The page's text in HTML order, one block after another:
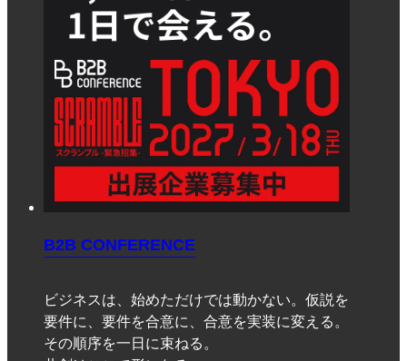
B2B CONFERENCE
ビジネスは、始めただけでは動かない。仮説を
要件に、要件を合意に、合意を実装に変える。
その順序を一日に束ねる。